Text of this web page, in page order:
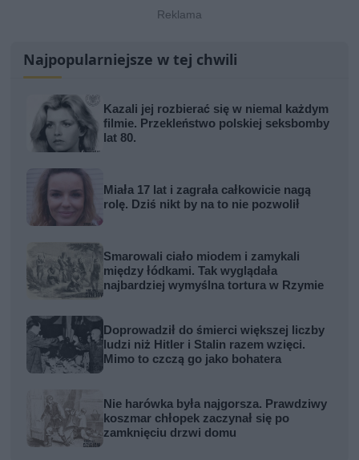
Najpopularniejsze w tej chwili
Kazali jej rozbierać się w niemal każdym
filmie. Przekleństwo polskiej seksbomby
lat 80.
Miała 17 lat i zagrała całkowicie nagą
rolę. Dziś nikt by na to nie pozwolił
Smarowali ciało miodem i zamykali
między łódkami. Tak wyglądała
najbardziej wymyślna tortura w Rzymie
Doprowadził do śmierci większej liczby
ludzi niż Hitler i Stalin razem wzięci.
Mimo to czczą go jako bohatera
Nie harówka była najgorsza. Prawdziwy
koszmar chłopek zaczynał się po
zamknięciu drzwi domu